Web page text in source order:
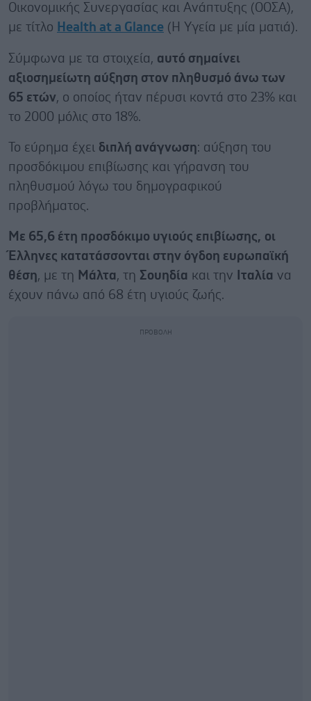
Οικονομικής Συνεργασίας και Ανάπτυξης (ΟΟΣΑ),
με τίτλο Health at a Glance (Η Υγεία με μία ματιά).
Σύμφωνα με τα στοιχεία, αυτό σημαίνει
αξιοσημείωτη αύξηση στον πληθυσμό άνω των
65 ετών, ο οποίος ήταν πέρυσι κοντά στο 23% και
το 2000 μόλις στο 18%.
Το εύρημα έχει διπλή ανάγνωση: αύξηση του
προσδόκιμου επιβίωσης και γήρανση του
πληθυσμού λόγω του δημογραφικού
προβλήματος.
Με 65,6 έτη προσδόκιμο υγιούς επιβίωσης, οι
Έλληνες κατατάσσονται στην όγδοη ευρωπαϊκή
θέση, με τη Μάλτα, τη Σουηδία και την Ιταλία να
έχουν πάνω από 68 έτη υγιούς ζωής.